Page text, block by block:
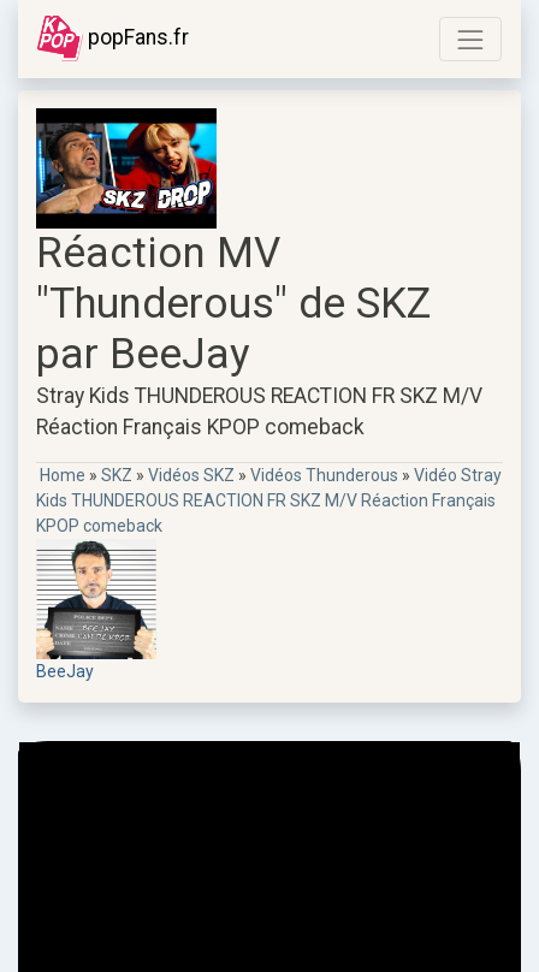
popFans.fr
Réaction MV
"Thunderous" de SKZ
par BeeJay
Stray Kids THUNDEROUS REACTION FR SKZ M/V
Réaction Français KPOP comeback
Home » SKZ » Vidéos SKZ » Vidéos Thunderous » Vidéo Stray
Kids THUNDEROUS REACTION FR SKZ M/V Réaction Français
KPOP comeback
BeeJay